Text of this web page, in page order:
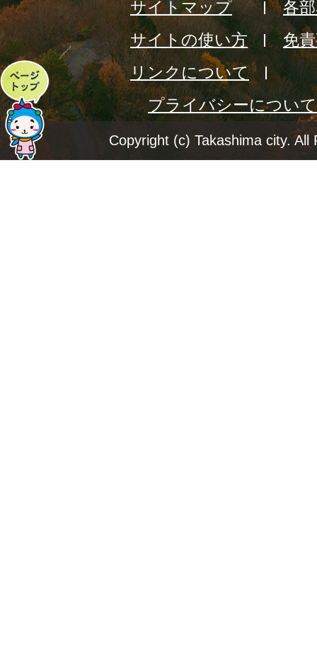
ペ
ー
ジ
サイトマップ
各
サイトの使い方
免
リンクについて
プライバシーについて
Copyright (c) Takashima city. All